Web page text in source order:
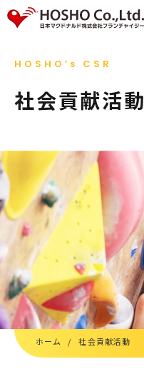
社会貢献活動
採用情報
採用メッセージ
社員インタビュー
5分でわかる豊昇
よくあるご質問
お知らせ
新卒募集要項
新卒採用エントリー
キャリア募集要項
お知らせ
店舗情報
社会貢献活動
育成プログラム
採用ブログ
HOSHO’s CSR
社会貢献活動
ホーム 社会貢献活動